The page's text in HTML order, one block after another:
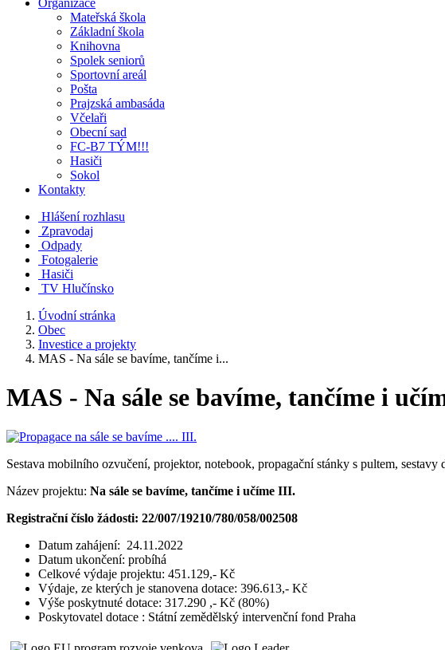
Organizace
Mateřská škola
Základní škola
Knihovna
Spolek seniorů
Sportovní areál
Pošta
Prajzská ambasáda
Včelaři
Obecní sad
FC-B7 TÝM!!!
Hasiči
Sokol
Kontakty
Hlášení rozhlasu
Zpravodaj
Odpady
Fotogalerie
Hasiči
TV Hlučínsko
Úvodní stránka
Obec
Investice a projekty
MAS - Na sále se bavíme, tančíme i...
MAS - Na sále se bavíme, tančíme i
Sestava mobilního ozvučení, projektor, notebook, propagační stánky s pultem,
Název projektu: Na sále se bavíme, tančíme i učíme III.
Registrační číslo žádosti: 22/007/19210/780/058/002508
Datum zahájení: 24.11.2022
Datum ukončení: probíhá
Celkové výdaje projektu: 451.129,- Kč
Výdaje, ze kterých je stanovena dotace: 396.613,- Kč
Výše poskytnuté dotace: 317.290 ,- Kč (80%)
Poskytovatel dotace : Státní zemědělský intervenční fond Praha